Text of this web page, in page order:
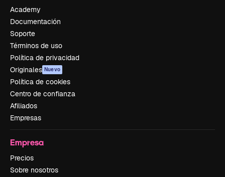
Academy
Documentación
Soporte
Términos de uso
Política de privacidad
Originales Nuevo
Política de cookies
Centro de confianza
Afiliados
Empresas
Empresa
Precios
Sobre nosotros